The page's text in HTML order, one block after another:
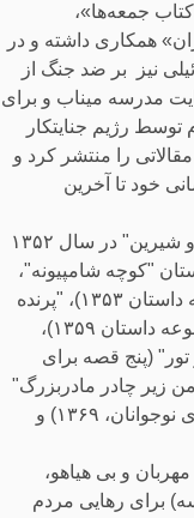
جمعه‌ها»،
همکاری داشته و در
نیز بر ضد جنگ از
مدرسه میناب و برای
توسط رژیم جنایتکار
را منتشر کرد و
خود تا آخرین
نخستین رمان محسن حسام به‌ نام "مهربانی و شیرین" در سال ۱۳۵۲
"کوچه شامپیونه"،
می‌توان از کتاب‌های: "پشت برچین" (مجموعه داستان ۱۳۵۳)، "پرنده
در باد" (داستان بلند ۱۳۵۵)، "ملاقاتی‌ها" (مجموعه داستان ۱۳۵۹)،
۱۳۵۹)، "ماهی در تور" (پنج قصه برای
من زیر چادر مادربزرگ"
(داستان بلند ۱۳۶۷)، "قناری شاعر" (قصه برای نوجوانان، ۱۳۶۹) و
و بی هیاهو،
برای رهایی مردم